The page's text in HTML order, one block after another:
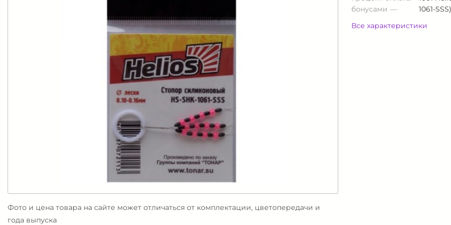
Фото и цена товара на сайте может отличаться от комплектации, цветопередачи и
года выпуска
бонусами
1061-
Все характеристики